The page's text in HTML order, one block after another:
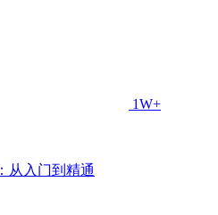
1W+
从入门到精通